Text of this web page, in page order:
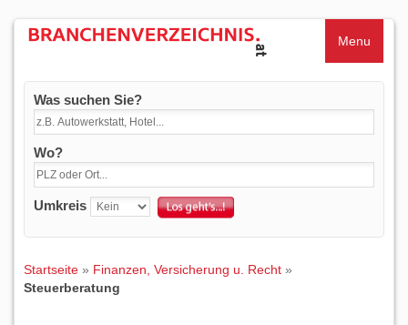
Menu
Was suchen Sie?
Wo?
Umkreis
Startseite » Finanzen, Versicherung u. Recht »
Steuerberatung